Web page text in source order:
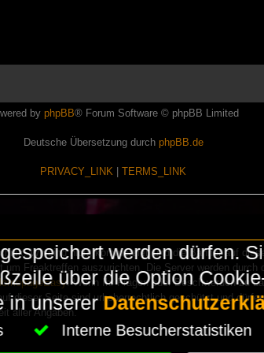
by phpBB® Forum Software © phpBB Limited
Deutsche Übersetzung durch phpBB.de
PRIVACY_LINK TERMS_LINK
Wir sind nicht kommerziell und die Banner auf
Freaktreffen auszurichten. Die Server werden durch
. Wenn Ihr Fragen oder Beschwerden zu
dieser Seite sind urheberrechtlich geschützt und
aller Angaben.
werden dürfen.
über die Option
in unserer
Interne Besucherstatistiken